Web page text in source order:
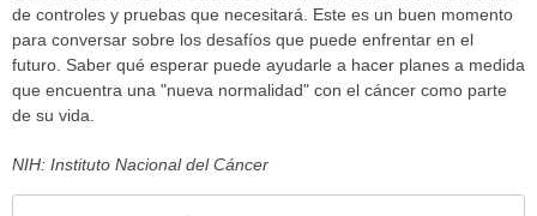
de controles y pruebas que necesitará. Este es un buen momento
para conversar sobre los desafíos que puede enfrentar en el
futuro. Saber qué esperar puede ayudarle a hacer planes a medida
que encuentra una "nueva normalidad" con el cáncer como parte
de su vida.
NIH: Instituto Nacional del Cáncer